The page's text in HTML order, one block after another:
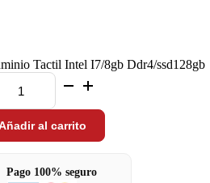
Tactil Intel I7/8gb Ddr4/ssd128gb
al carrito
Pago 100% seguro